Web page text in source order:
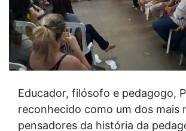
Educador, filósofo e pedagogo,
reconhecido como um dos mais
pensadores da história da